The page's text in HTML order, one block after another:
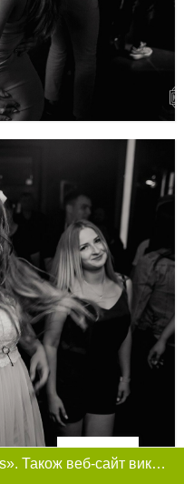
Фільтри
Цей сайт використовує «cookies». Також веб-сайт використовує інтернет-сервіс для збору технічних даних стосовно відвідувачів з метою отримання маркетингової та статистичної інформації. Умови обробки даних відвідувачів сайту див.